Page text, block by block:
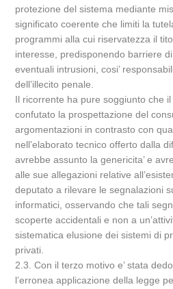
protezione del sistema mediante
significato coerente che limiti la
programmi alla cui riservatezza il
interesse, predisponendo barriere
eventuali intrusioni, cosi’
dell’illecito penale.
Il ricorrente ha pure soggiunto che
confutato la prospettazione del
argomentazioni in contrasto con
nell’elaborato tecnico offerto dalla
avrebbe assunto la genericita’ e
alle sue allegazioni relative
deputato a rilevare le segnalazioni
informatici, osservando che tali
scoperte accidentali e non a
sistematica elusione dei sistemi di
privati.
2.3. Con il terzo motivo e’ stata
l’erronea applicazione della legge